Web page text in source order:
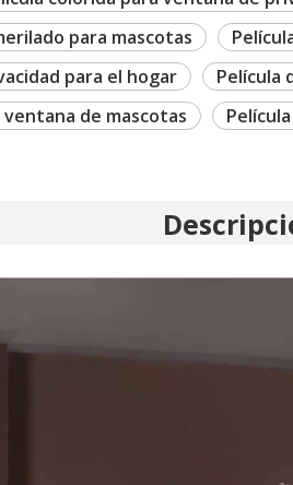
para mascotas
para el hogar
Película
de mascotas